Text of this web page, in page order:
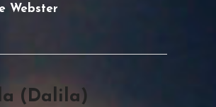
Webster
(Dalila)